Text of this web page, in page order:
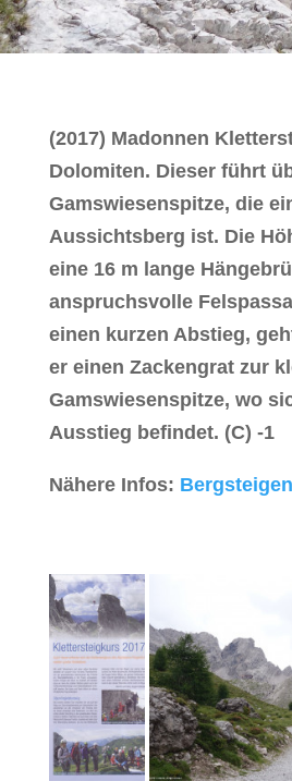
(2017) Madonnen
Dolomiten. Dieser führt
Gamswiesenspitze, die
Aussichtsberg ist. Die
eine 16 m lange
anspruchsvolle
einen kurzen Abstieg,
er einen Zackengrat zur
Gamswiesenspitze, wo
Ausstieg befindet. (C) -1
Nähere Infos: